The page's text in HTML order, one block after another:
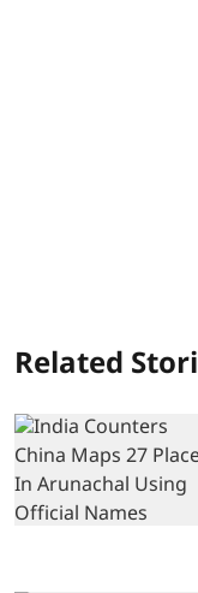
Related